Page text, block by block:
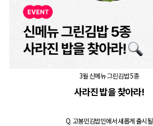
3월 신메뉴 그린김밥 5종
사라진 밥을 찾아라!
Q. 고봉민김밥인에서 새롭게 출시될